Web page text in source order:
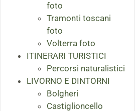
foto
Tramonti toscani
foto
Volterra foto
ITINERARI TURISTICI
Percorsi naturalistici
LIVORNO E DINTORNI
Bolgheri
Castiglioncello